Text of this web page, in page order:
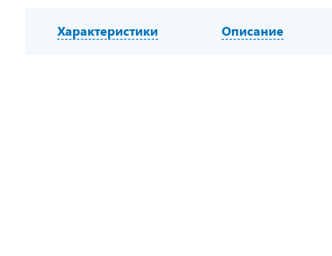
Характеристики Описание